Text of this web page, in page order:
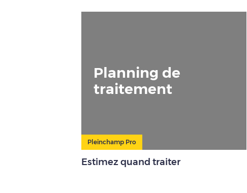
Planning de
traitement
Pleinchamp Pro
Estimez quand traiter